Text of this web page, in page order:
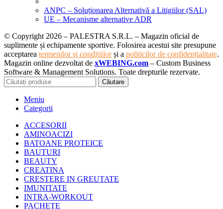
ANPC – Soluționarea Alternativă a Litigiilor (SAL)
UE – Mecanisme alternative ADR
© Copyright 2026 – PALESTRA S.R.L. – Magazin oficial de
suplimente și echipamente sportive. Folosirea acestui site presupune
acceptarea termenilor și condițiilorși a politicilor de confidențialitate.
Magazin online dezvoltat de xWEBING.com – Custom Business
Software & Management Solutions. Toate drepturile rezervate.
Căutare
Meniu
Categorii
ACCESORII
AMINOACIZI
BATOANE PROTEICE
BAUTURI
BEAUTY
CREATINA
CRESTERE IN GREUTATE
IMUNITATE
INTRA-WORKOUT
PACHETE